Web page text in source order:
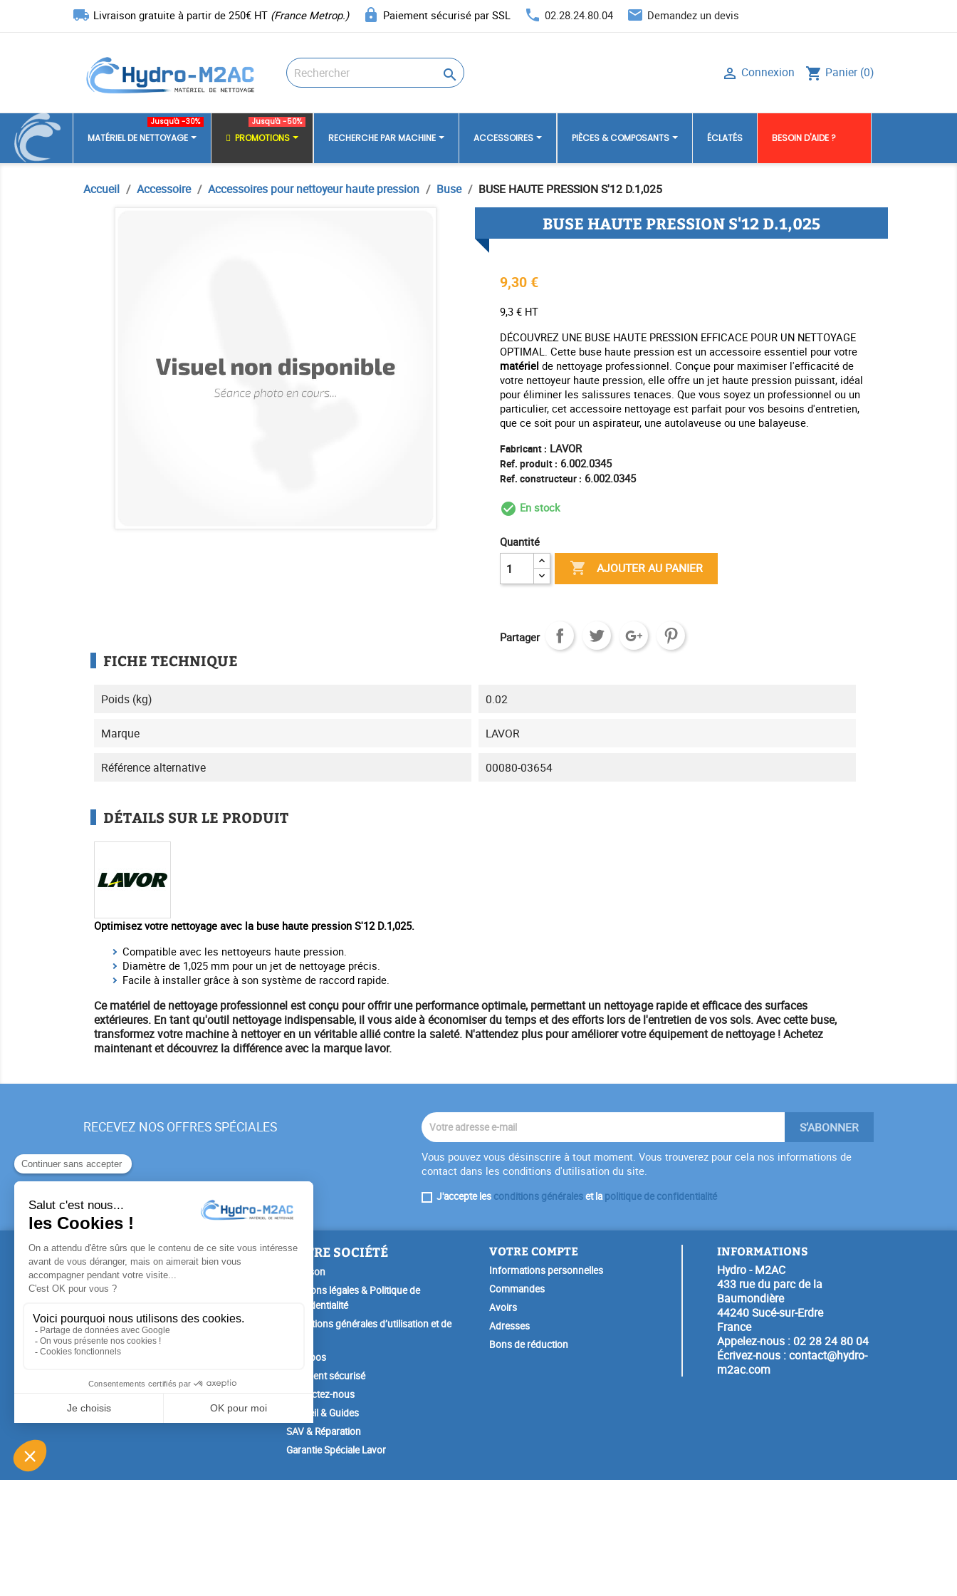
local_shipping Livraison gratuite à partir de 250€ HT (France Metrop.) lock Paiement sécurisé par SSL phone 02.28.24.80.04 email Demandez un devis
 shopping_cart Panier (0)
 Connexion
MATÉRIEL DE NETTOYAGE
Jusqu'à -30%
PROMOTIONS
Jusqu'à -50%
RECHERCHE PAR MACHINE ACCESSOIRES PIÈCES & COMPOSANTS ÉCLATÉS BESOIN D'AIDE ?
Accueil Accessoire Accessoires pour nettoyeur haute pression Buse BUSE HAUTE PRESSION S'12 D.1,025
BUSE HAUTE PRESSION S'12 D.1,025
9,30 €
9,3 € HT
DÉCOUVREZ UNE BUSE HAUTE PRESSION EFFICACE POUR UN NETTOYAGE
OPTIMAL. Cette buse haute pression est un accessoire essentiel pour votre
matériel de nettoyage professionnel. Conçue pour maximiser l'efficacité de
votre nettoyeur haute pression, elle offre un jet haute pression puissant, idéal
pour éliminer les salissures tenaces. Que vous soyez un professionnel ou un
particulier, cet accessoire nettoyage est parfait pour vos besoins d'entretien,
que ce soit pour un aspirateur, une autolaveuse ou une balayeuse.
Fabricant : LAVOR
Ref. produit : 6.002.0345
Ref. constructeur : 6.002.0345
check_circle_outline
En stock
Quantité
 AJOUTER AU PANIER
Partager
FICHE TECHNIQUE
Poids (kg) 0.02
Marque LAVOR
Référence alternative 00080-03654
DÉTAILS SUR LE PRODUIT
Optimisez votre nettoyage avec la buse haute pression S'12 D.1,025.
Compatible avec les nettoyeurs haute pression.
Diamètre de 1,025 mm pour un jet de nettoyage précis.
Facile à installer grâce à son système de raccord rapide.
Cematérielde nettoyageprofessionnel est conçu pour offrir une performance optimale, permettant un nettoyage rapide et efficace des surfaces
extérieures. En tant qu'outil nettoyageindispensable, il vous aide à économiser du temps et des efforts lors de l'entretien de vos sols. Avec cette buse,
transformez votre machine à nettoyer en un véritable allié contre la saleté. N'attendez plus pour améliorer votreéquipementde nettoyage !Achetez
maintenantet découvrez la différence avec la marquelavor.
RECEVEZ NOS OFFRES SPÉCIALES
Vous pouvez vous désinscrire à tout moment. Vous trouverez pour cela nos informations de
contact dans les conditions d'utilisation du site.
J'accepte les conditions généraleset lapolitique de confidentialité
PRODUITS
Promotions
Nouveaux produits
NOTRE SOCIÉTÉ
Livraison
Mentions légales & Politique de
Confidentialité
Conditions générales d’utilisation et de
A propos
Paiement sécurisé
Contactez-nous
Conseil & Guides
SAV & Réparation
Garantie Spéciale Lavor
VOTRE COMPTE
Informations personnelles
Commandes
Avoirs
Adresses
Bons de réduction
INFORMATIONS
Hydro - M2AC
433 rue du parc de la
Baumondière
44240 Sucé-sur-Erdre
France
Appelez-nous : 02 28 24 80 04
Écrivez-nous :contact@hydro-
m2ac.com